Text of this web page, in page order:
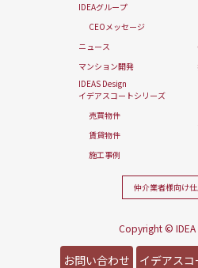
お問い合わせ イデアス
IDEAグループ
CEOメッセージ
ニュース
マンション開発
IDEAS Design
イデアスコートシリーズ
売買物件
賃貸物件
施工事例
仲介業者様向け
Copyright © IDEA